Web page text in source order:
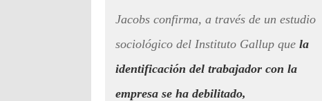
Jacobs confirma, a través de un estudio
sociológico del Instituto Gallup que la
identificación del trabajador con la
empresa se ha debilitado,